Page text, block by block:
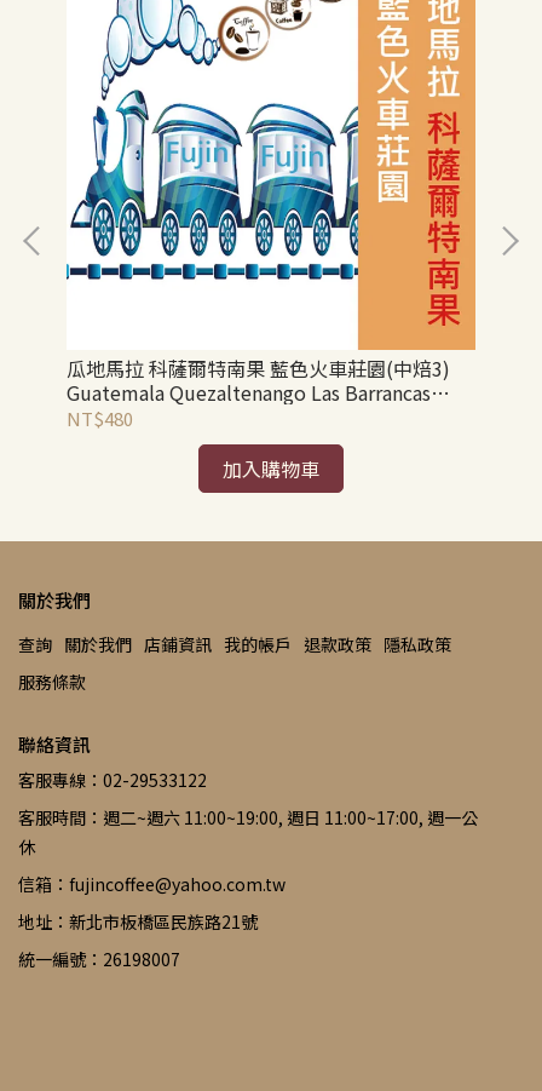
瓜地馬拉 科薩爾特南果 藍色火車莊園(中焙3)
Guatemala Quezaltenango Las Barrancas
Cosecha Crop.
NT$480
加入購物車
關於我們
查詢 關於我們 店鋪資訊 我的帳戶 退款政策 隱私政策
服務條款
聯絡資訊
客服專線：02-29533122
客服時間：週二~週六 11:00~19:00, 週日 11:00~17:00, 週一公
休
信箱：fujincoffee@yahoo.com.tw
地址：新北市板橋區民族路21號
統一編號：26198007